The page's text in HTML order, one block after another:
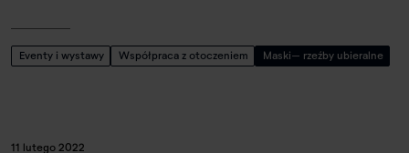
Eventy i wystawy Współpraca z otoczeniem Maski– rzeźby ubieralne
11 lutego 2022